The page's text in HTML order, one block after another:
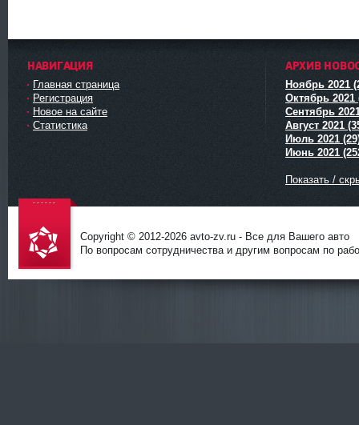
НАВИГАЦИЯ
Главная страница
Регистрация
Новое на сайте
Статистика
АРХИВ
Ноябрь 2021
Октябрь 2021
Сентябрь
Август 2021
Июль 2021
Июнь 2021
Показать /
avto-zv.ru
Copyright © 2012-2026 avto-zv.ru - Все для Вашего авто
По вопросам сотрудничества и другим вопросам по